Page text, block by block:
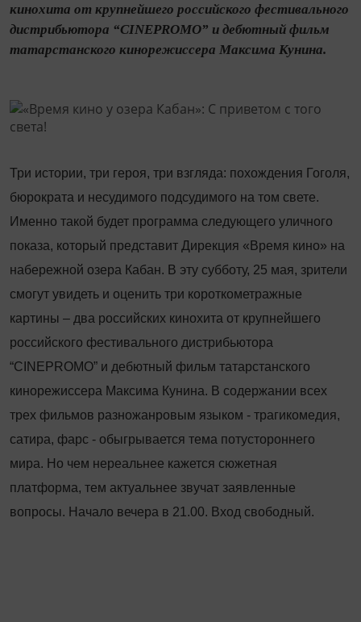
кинохита от крупнейшего российского фестивального
дистрибьютора “CINEPROMO” и дебютный фильм
татарстанского кинорежиссера Максима Кунина.
Три истории, три героя, три взгляда: похождения Гоголя,
бюрократа и несудимого подсудимого на том свете.
Именно такой будет программа следующего уличного
показа, который представит Дирекция «Время кино» на
набережной озера Кабан. В эту субботу, 25 мая, зрители
смогут увидеть и оценить три короткометражные
картины – два российских кинохита от крупнейшего
российского фестивального дистрибьютора
“CINEPROMO” и дебютный фильм татарстанского
кинорежиссера Максима Кунина. В содержании всех
трех фильмов разножанровым языком - трагикомедия,
сатира, фарс - обыгрывается тема потустороннего
мира. Но чем нереальнее кажется сюжетная
платформа, тем актуальнее звучат заявленные
вопросы. Начало вечера в 21.00. Вход свободный.